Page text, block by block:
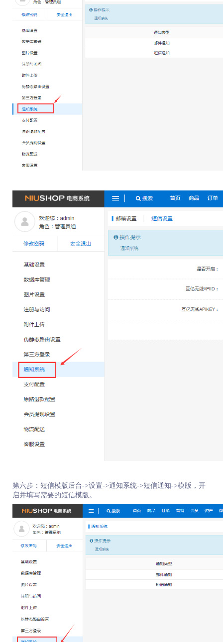
第六步：短信模版后台->设置->通知系统->短信通知->模版，开
启并填写需要的短信模版。